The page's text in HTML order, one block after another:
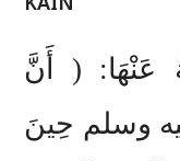
عَنْهَا: ( أَنَّ
وسلم حِينَ